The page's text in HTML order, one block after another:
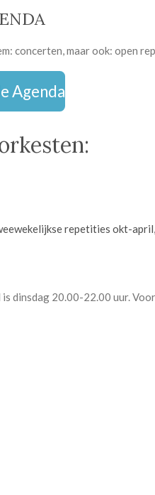
concerten, maar ook: open
Agenda
repetities okt-
is dinsdag 20.00-22.00 uur.